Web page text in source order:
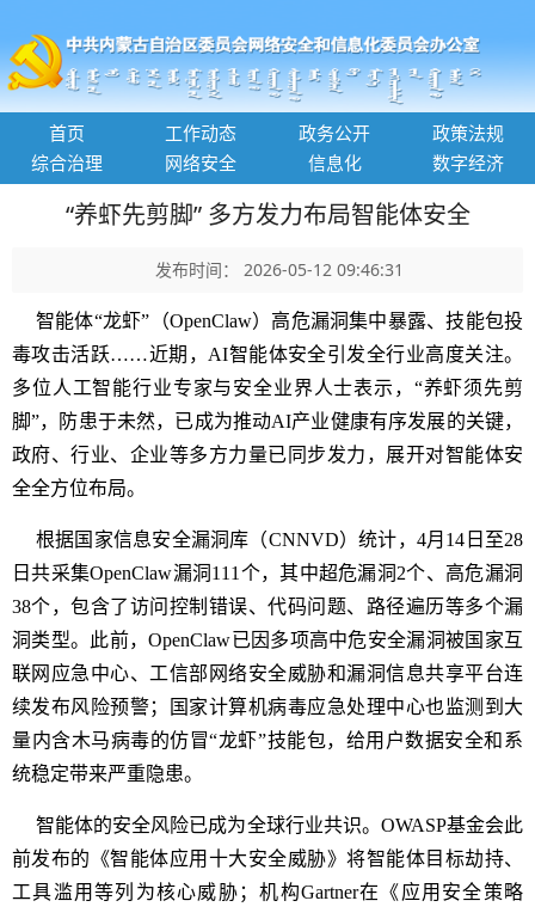
首页 工作动态 政务公开
政策法规
综合治理
网络安全 信息化 数字经济
“养虾先剪脚” 多方发力布局智能体安全
发布时间： 2026-05-12 09:46:31
智能体“龙虾”（OpenClaw）高危漏洞集中暴露、技能包投
毒攻击活跃……近期，AI智能体安全引发全行业高度关注。
多位人工智能行业专家与安全业界人士表示，“养虾须先剪
脚”，防患于未然，已成为推动AI产业健康有序发展的关键，
政府、行业、企业等多方力量已同步发力，展开对智能体安
全全方位布局。
根据国家信息安全漏洞库（CNNVD）统计，4月14日至28
日共采集OpenClaw漏洞111个，其中超危漏洞2个、高危漏洞
38个，包含了访问控制错误、代码问题、路径遍历等多个漏
洞类型。此前，OpenClaw已因多项高中危安全漏洞被国家互
联网应急中心、工信部网络安全威胁和漏洞信息共享平台连
续发布风险预警；国家计算机病毒应急处理中心也监测到大
量内含木马病毒的仿冒“龙虾”技能包，给用户数据安全和系
统稳定带来严重隐患。
智能体的安全风险已成为全球行业共识。OWASP基金会此
前发布的《智能体应用十大安全威胁》将智能体目标劫持、
工具滥用等列为核心威胁；机构Gartner在《应用安全策略